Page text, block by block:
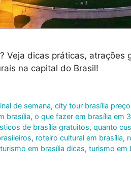
Veja dicas práticas, atrações
na capital do Brasil!
de semana,city tour brasília preço
brasília, o que fazer em brasília em
de brasília gratuitos, quanto
, roteiro cultural em brasília,
turismo em brasília dicas, turismo em